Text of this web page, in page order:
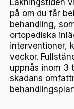
Läkningstiden
på om du får
behandling,
ortopediska
interventioner,
veckor.
uppnås inom 3
skadans